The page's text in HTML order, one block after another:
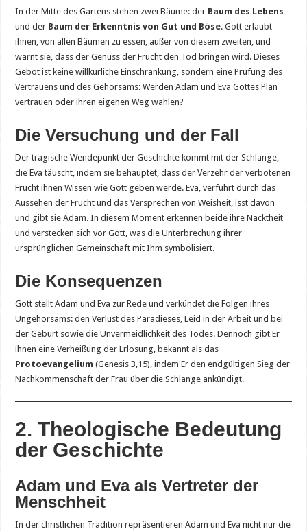
In der Mitte des Gartens stehen zwei Bäume: der Baum des Lebens
und der Baum der Erkenntnis von Gut und Böse. Gott erlaubt
ihnen, von allen Bäumen zu essen, außer von diesem zweiten, und
warnt sie, dass der Genuss der Frucht den Tod bringen wird. Dieses
Gebot ist keine willkürliche Einschränkung, sondern eine Prüfung des
Vertrauens und des Gehorsams: Werden Adam und Eva Gottes Plan
vertrauen oder ihren eigenen Weg wählen?
Die Versuchung und der Fall
Der tragische Wendepunkt der Geschichte kommt mit der Schlange,
die Eva täuscht, indem sie behauptet, dass der Verzehr der verbotenen
Frucht ihnen Wissen wie Gott geben werde. Eva, verführt durch das
Aussehen der Frucht und das Versprechen von Weisheit, isst davon
und gibt sie Adam. In diesem Moment erkennen beide ihre Nacktheit
und verstecken sich vor Gott, was die Unterbrechung ihrer
ursprünglichen Gemeinschaft mit Ihm symbolisiert.
Die Konsequenzen
Gott stellt Adam und Eva zur Rede und verkündet die Folgen ihres
Ungehorsams: den Verlust des Paradieses, Leid in der Arbeit und bei
der Geburt sowie die Unvermeidlichkeit des Todes. Dennoch gibt Er
ihnen eine Verheißung der Erlösung, bekannt als das
Protoevangelium (Genesis 3,15), indem Er den endgültigen Sieg der
Nachkommenschaft der Frau über die Schlange ankündigt.
2. Theologische Bedeutung
der Geschichte
Adam und Eva als Vertreter der
Menschheit
In der christlichen Tradition repräsentieren Adam und Eva nicht nur die